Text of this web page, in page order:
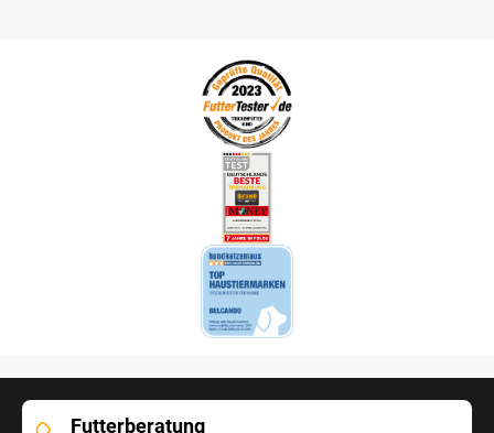
Futterberatung